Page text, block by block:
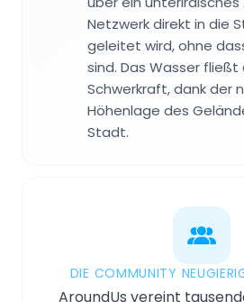
Netzwerk direkt in die
geleitet wird, ohne
sind. Das Wasser fließt
Schwerkraft, dank der
Höhenlage des
Stadt.
DIE COMMUNITY
AroundUs vereint